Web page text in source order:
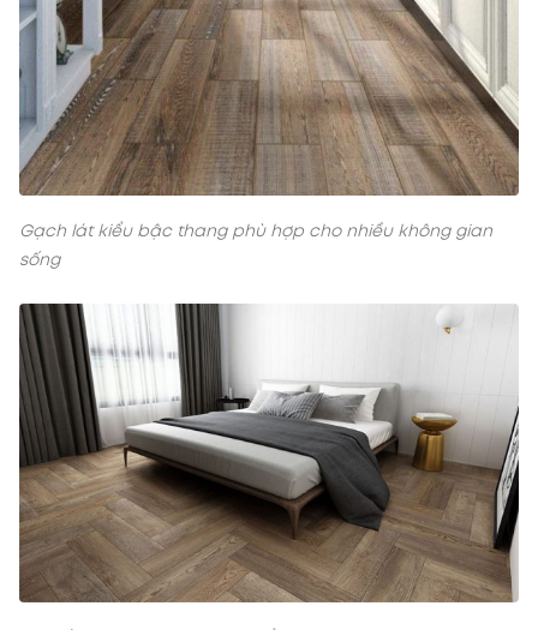
Gạch lát kiểu bậc thang phù hợp cho nhiều không gian
sống